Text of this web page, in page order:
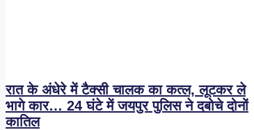
रात के अंधेरे में टैक्सी चालक का कत्ल, लूटकर ले
भागे कार… 24 घंटे में जयपुर पुलिस ने दबोचे दोनों
कातिल